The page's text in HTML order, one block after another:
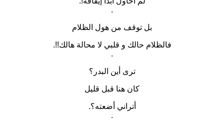
.
بل توقف من هول الظلام
فالظلام حالك و قلبي لا محالة هالك!!.
.
ترى أين البدر؟
كان هنا قبل قليل
أتراني أضعته؟.
.